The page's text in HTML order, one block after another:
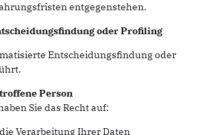
entgegenstehen.
oder Profiling
Entscheidungsfindung oder
Person
Sie das Recht auf:
Verarbeitung Ihrer Daten